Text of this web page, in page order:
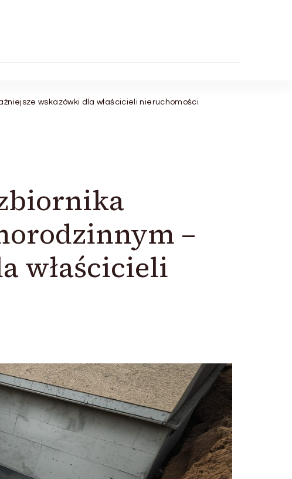
wskazówki dla właścicieli nieruchomości
–
właścicieli